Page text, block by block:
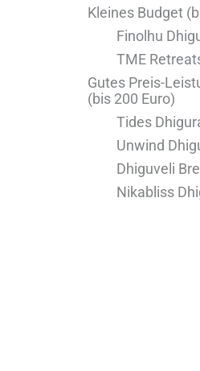
Kleines Budget
Finolhu
TME
Gutes Preis-
(bis 200 Euro)
Tides
Unwind
Dhiguveli
Nikabliss